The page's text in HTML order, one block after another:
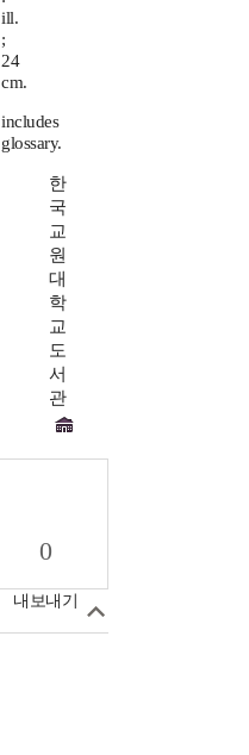
ill.
;
24
cm.
includes
glossary.
한
국
교
원
대
학
교
도
서
관
0
내보내기